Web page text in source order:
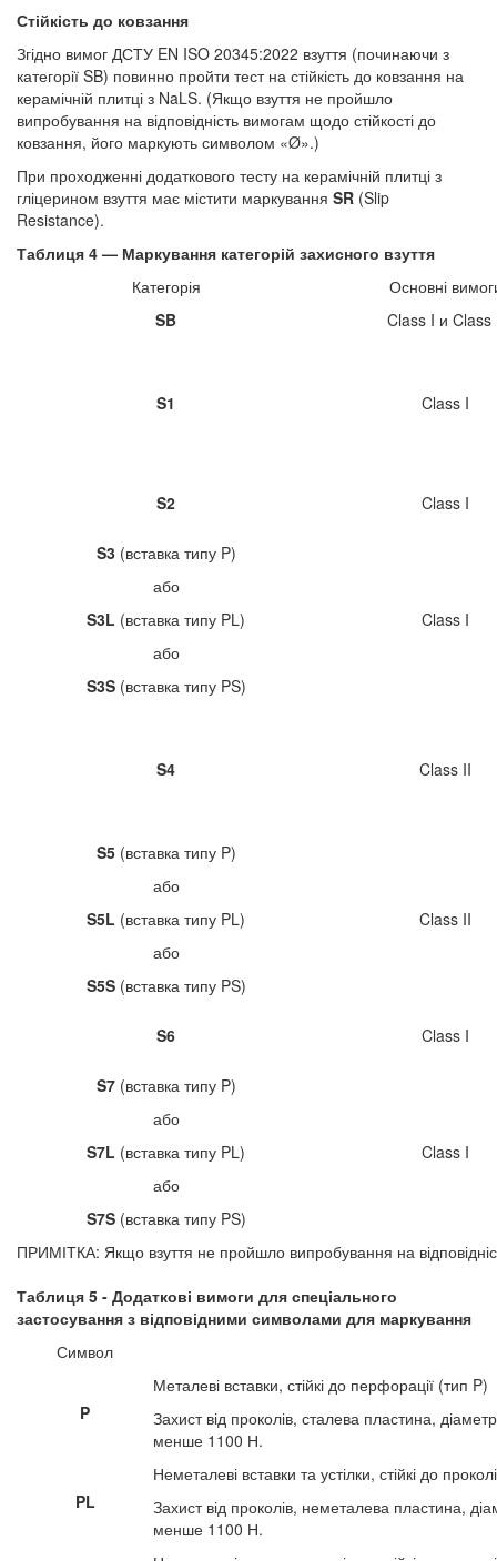
Стійкість до ковзання
Згідно вимог ДСТУ EN ISO 20345:2022 взуття (починаючи з
категорії SB) повинно пройти тест на стійкість до ковзання на
керамічній плитці з NaLS. (Якщо взуття не пройшло
випробування на відповідність вимогам щодо стійкості до
ковзання, його маркують символом «Ø».)
При проходженні додаткового тесту на керамічній плитці з
гліцерином взуття має містити маркування SR (Slip
Resistance).
Таблиця 4 — Маркування категорій захисного взуття
Категорія
Основні
SB
Class I и Class
S1 Class I
S2 Class I
S3 (вставка типу P)
або
S3L (вставка типу PL)
або
S3S (вставка типу PS)
Class I
S4 Class II
S5 (вставка типу P)
або
S5L (вставка типу PL)
або
S5S (вставка типу PS)
Class II
S6 Class I
S7 (вставка типу P)
або
S7L (вставка типу PL)
або
S7S (вставка типу PS)
Class I
ПРИМІТКА: Якщо взуття не пройшло випробування на
Таблиця 5 - Додаткові вимоги для спеціального
застосування з відповідними символами для маркування
Символ
P
Металеві вставки, стійкі до перфорації (тип P)
Захист від проколів, сталева пластина,
менше 1100 Н.
PL
Неметалеві вставки та устілки, стійкі до
Захист від проколів, неметалева пластина,
менше 1100 Н.